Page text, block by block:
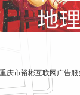
重庆市裕彬互联网广告服